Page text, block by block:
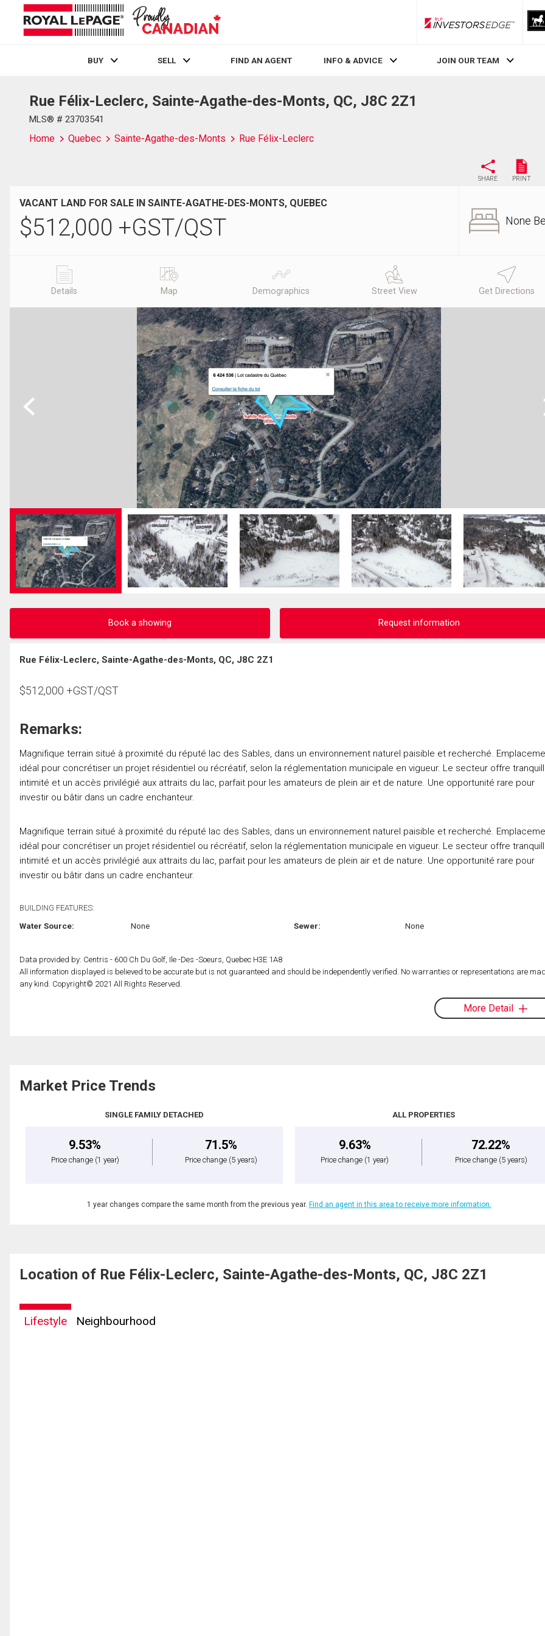
RLP InvestorsEdge
BUY SELL FIND AN AGENT INFO & ADVICE JOIN OUR TEAM
Rue Félix-Leclerc, Sainte-Agathe-des-Monts, QC, J8C 2Z1
MLS® # 23703541
Home Quebec Sainte-Agathe-des-Monts Rue Félix-Leclerc
SHARE PRINT
VACANT LAND FOR SALE IN SAINTE-AGATHE-DES-MONTS, QUEBEC
$512,000 +GST/QST None
Details Map Demographics Street View Get Directions
Previous
Book a showing Request information
Rue Félix-Leclerc, Sainte-Agathe-des-Monts, QC, J8C 2Z1
$512,000 +GST/QST
Remarks:
Magnifique terrain situé à proximité du réputé lac des Sables, dans un environnement naturel paisible et recherché.
idéal pour concrétiser un projet résidentiel ou récréatif, selon la réglementation municipale en vigueur. Le secteur offre
intimité et un accès privilégié aux attraits du lac, parfait pour les amateurs de plein air et de nature. Une opportunité rare pour
investir ou bâtir dans un cadre enchanteur.
Magnifique terrain situé à proximité du réputé lac des Sables, dans un environnement naturel paisible et recherché.
idéal pour concrétiser un projet résidentiel ou récréatif, selon la réglementation municipale en vigueur. Le secteur offre
intimité et un accès privilégié aux attraits du lac, parfait pour les amateurs de plein air et de nature. Une opportunité rare pour
investir ou bâtir dans un cadre enchanteur.
BUILDING FEATURES:
Water Source: None Sewer: None
Data provided by: Centris - 600 Ch Du Golf, Ile -Des -Soeurs, Quebec H3E 1A8
All information displayed is believed to be accurate but is not guaranteed and should be independently verified. No warranties or representations are
any kind. Copyright© 2021 All Rights Reserved.
More Detail
Market Price Trends
SINGLE FAMILY DETACHED
9.53%
Price change (1 year)
71.5%
Price change (5 years)
ALL PROPERTIES
9.63%
Price change (1 year)
72.22%
Price change (5 years)
1 year changes compare the same month from the previous year. Find an agent in this area to receive more information.
Location of Rue Félix-Leclerc, Sainte-Agathe-des-Monts, QC, J8C 2Z1
Lifestyle Neighbourhood